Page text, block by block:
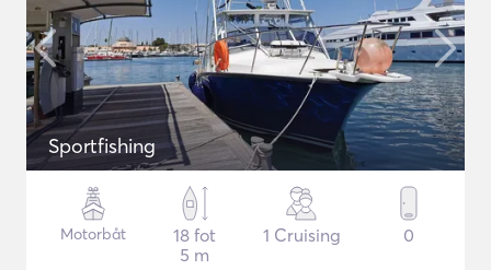
Sportfishing
Motorbåt
18 fot
5 m
1 Cruising 0